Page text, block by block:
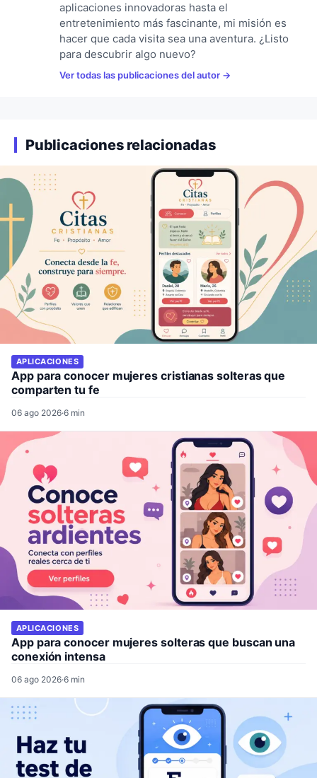
aplicaciones innovadoras hasta el
entretenimiento más fascinante, mi misión es
hacer que cada visita sea una aventura. ¿Listo
para descubrir algo nuevo?
Ver todas las publicaciones del autor
Publicaciones relacionadas
APLICACIONES
App para conocer mujeres cristianas solteras que
comparten tu fe
06 ago 2026·6 min
APLICACIONES
App para conocer mujeres solteras que buscan una
conexión intensa
06 ago 2026·6 min